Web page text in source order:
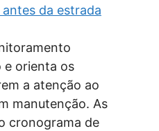
da estrada
e orienta os
a atenção ao
manutenção. As
cronograma de